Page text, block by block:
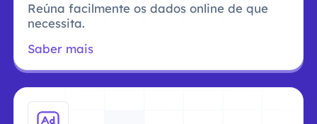
Reúna facilmente os dados online de que
necessita.
Saber mais